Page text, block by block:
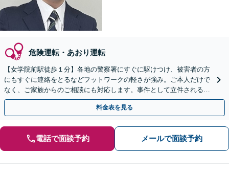
危険運転・あおり運転
【女学院前駅徒歩１分】各地の警察署にすぐに駆けつけ、被害者の方
にもすぐに連絡をとるなどフットワークの軽さが強み。ご本人だけで
なく、ご家族からのご相談にも対応します。事件として立件される前
のご相談にも対応できます。
料金表を見る
電話で面談予約 メールで面談予約